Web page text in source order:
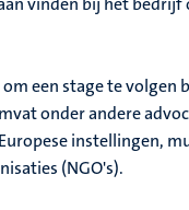
een stage te
onder andere
instellingen,
(NGO's).